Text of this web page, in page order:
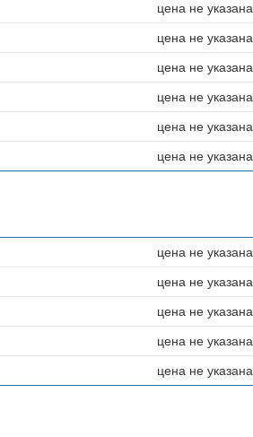
цена не указана
цена не указана
цена не указана
цена не указана
цена не указана
цена не указана
цена не указана
цена не указана
цена не указана
цена не указана
цена не указана